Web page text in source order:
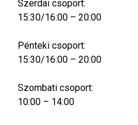
Szerdai csoport:
15:30/16:00 – 20:00
Pénteki csoport:
15:30/16:00 – 20:00
Szombati csoport:
10:00 – 14:00